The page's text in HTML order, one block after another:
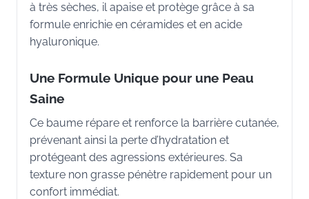
à très sèches, il apaise et protège grâce à sa
formule enrichie en céramides et en acide
hyaluronique.
Une Formule Unique pour une Peau
Saine
Ce baume répare et renforce la barrière cutanée,
prévenant ainsi la perte d’hydratation et
protégeant des agressions extérieures. Sa
texture non grasse pénètre rapidement pour un
confort immédiat.